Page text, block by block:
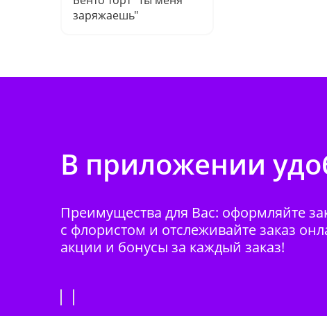
заряжаешь"
В приложении
Преимущества для Вас: оформляйте
с флористом и отслеживайте заказ
акции и бонусы за каждый заказ!